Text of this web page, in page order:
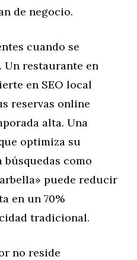
de negocio.
cuando se
Un restaurante en
en SEO local
reservas online
alta. Una
optimiza su
como
puede reducir
en un 70%
tradicional.
no reside